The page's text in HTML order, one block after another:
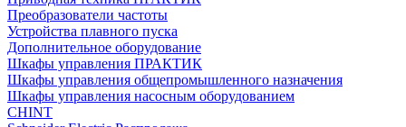
Преобразователи частоты
Устройства плавного пуска
Дополнительное оборудование
Шкафы управления ПРАКТИК
Шкафы управления общепромышленного назначения
Шкафы управления насосным оборудованием
CHINT